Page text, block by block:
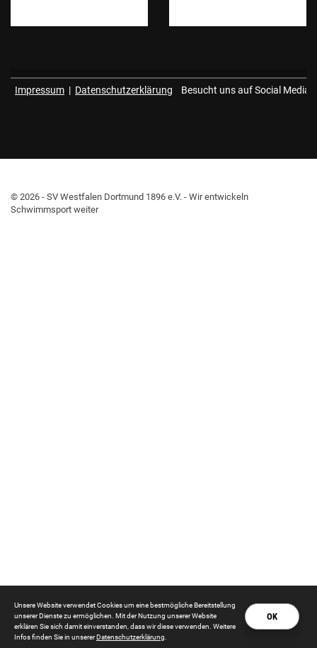
Impressum Datenschutzerklärung Besucht uns auf Social Media
© 2026 - SV Westfalen Dortmund 1896 e.V. - Wir entwickeln
Schwimmsport weiter
OK
Unsere Website verwendet Cookies um eine bestmögliche Bereitstellung
unserer Dienste zu ermöglichen. Mit der Nutzung unserer Website
erklären Sie sich damit einverstanden, dass wir diese verwenden. Weitere
Infos finden Sie in unsererDatenschutzerklärung